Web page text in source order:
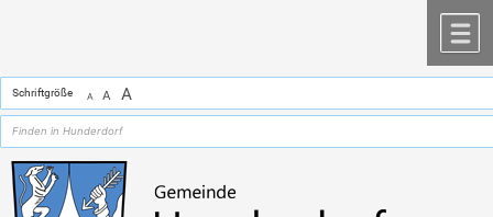
Schriftgröße A A A